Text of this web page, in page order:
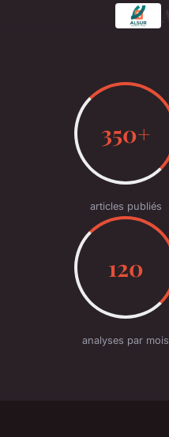
350+
articles publiés
120
analyses par mois